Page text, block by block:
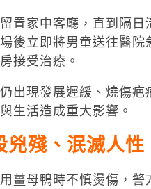
置家中客廳，直到隔日
後立即將男童送往醫院
接受治療。
出現發展遲緩、燒傷疤
生活造成重大影響。
兇殘、泯滅人性
薑母鴨時不慎燙傷，警